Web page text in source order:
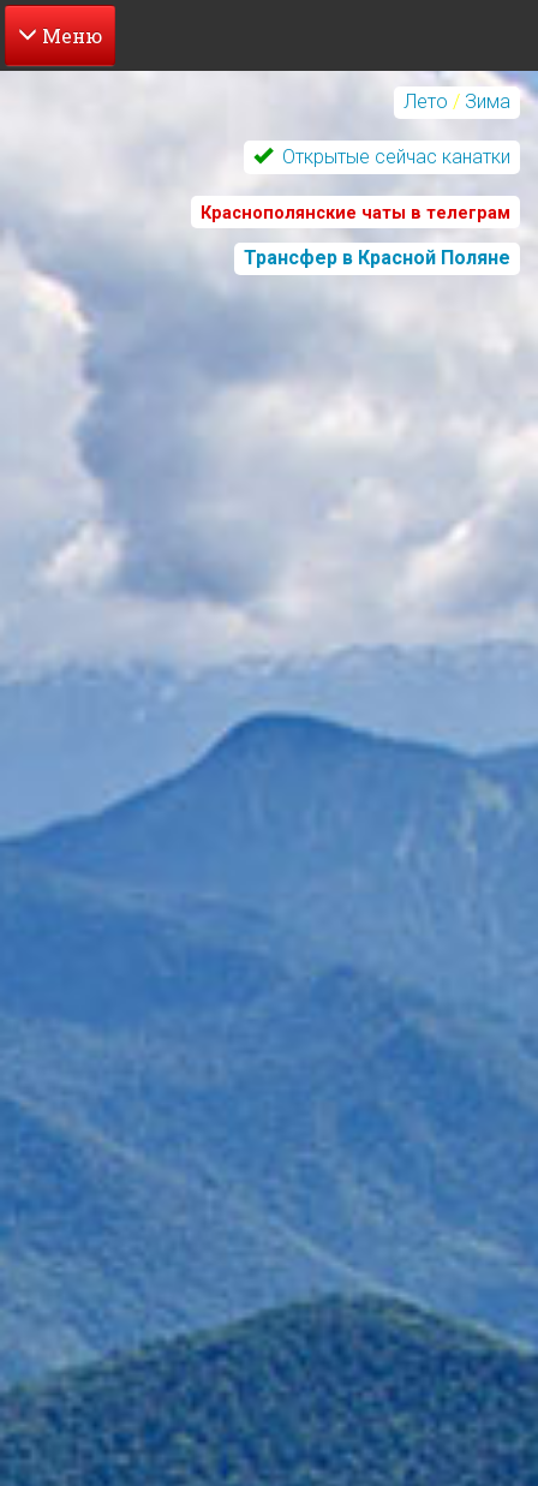
Перейти
Лето / Зима
Открытые сейчас канатки
Краснополянские чаты в телеграм
Трансфер в Красной Поляне